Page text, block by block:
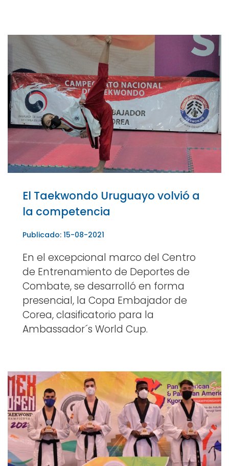
El Taekwondo Uruguayo volvió a
la competencia
Publicado: 15-08-2021
En el excepcional marco del Centro
de Entrenamiento de Deportes de
Combate, se desarrolló en forma
presencial, la Copa Embajador de
Corea, clasificatorio para la
Ambassador´s World Cup.